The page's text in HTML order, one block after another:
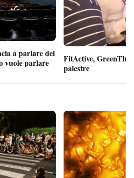
a parlare del
vuole parlare
FitActive,
palestre